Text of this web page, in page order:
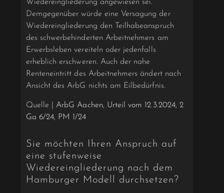
Wiedereingliederung angewiesen sei.
Demgegenüber würde eine Versagung der
Wiedereingliederung den Teilhabeanspruch
des schwerbehinderten Arbeitnehmers am
Erwerbsleben vereiteln oder jedenfalls
erheblich erschweren. Auch der nahe
Renteneintritt des Arbeitnehmers ändert nach
Ansicht des ArbG nichts am Eilbedürfnis.
Quelle | ArbG Aachen, Urteil vom 12.3.2024, 2
Ga 6/24, PM 1/24
Sie möchten Ihren Anspruch auf
eine stufenweise
Wiedereingliederung nach dem
Hamburger Modell durchsetzen?